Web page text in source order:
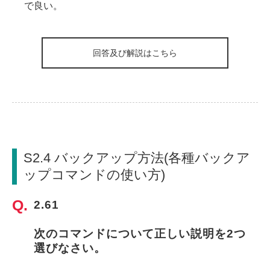
で良い。
回答及び解説はこちら
S2.4 バックアップ方法(各種バックア
ップコマンドの使い方)
2.61
次のコマンドについて正しい説明を2つ
選びなさい。